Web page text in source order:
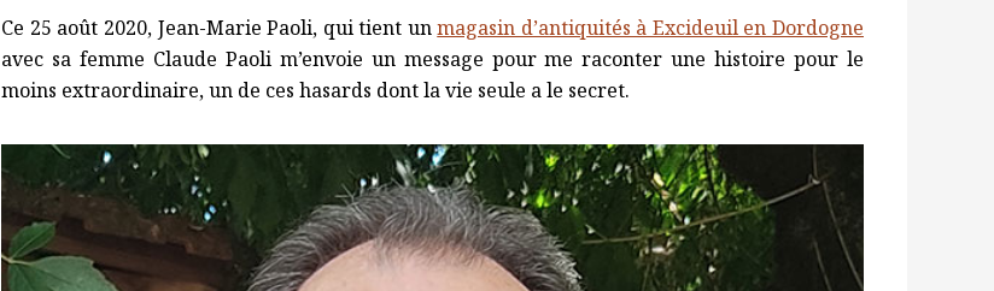
Ce 25 août 2020, Jean-Marie Paoli, qui tient unmagasin d’antiquités à Excideuil en Dordogne
avec sa femme Claude Paoli m’envoie un message pour me raconter une histoire pour le
moins extraordinaire, un de ces hasards dont la vie seule a le secret.